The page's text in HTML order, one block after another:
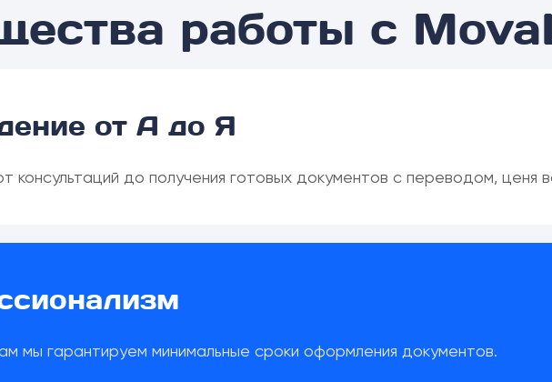
работы с
от А до Я
консультаций до получения готовых документов с переводом, ценя
мы гарантируем минимальные сроки оформления документов.